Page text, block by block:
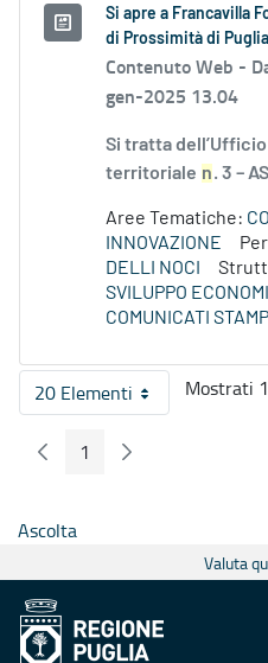
Si apre a Francavilla
di Prossimità di Puglia
Contenuto Web -
gen-2025 13.04
Si tratta
territoriale n. 3 –
Aree Tematiche:
INNOVAZIONE
DELLI NOCI
SVILUPPO
COMUNICATI
20 ElementiPer pagina
Mostrati
Pagina Precedente
Pagina
1 Pagina Seguente
Ascolta
Valuta